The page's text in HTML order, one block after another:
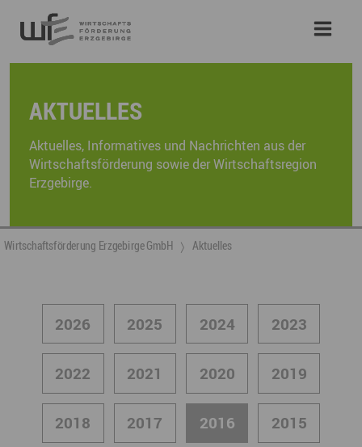
AKTUELLES
Aktuelles, Informatives und Nachrichten aus der
Wirtschaftsförderung sowie der Wirtschaftsregion
Erzgebirge.
Wirtschaftsförderung Erzgebirge GmbH Aktuelles
2026 2025 2024 2023
2022 2021 2020 2019
2018 2017 2016 2015